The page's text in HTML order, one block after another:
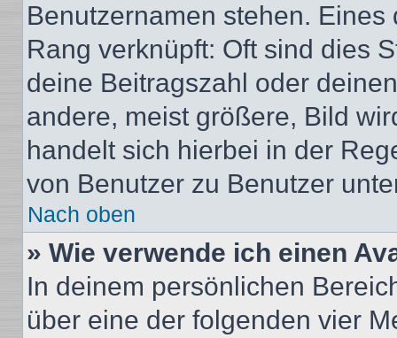
Benutzernamen stehen.
Rang verknüpft: Oft sind dies
deine Beitragszahl oder
andere, meist größere, Bild
handelt sich hierbei in der
von Benutzer zu Benutzer
Nach oben
» Wie verwende ich einen
In deinem persönlichen
über eine der folgenden vier